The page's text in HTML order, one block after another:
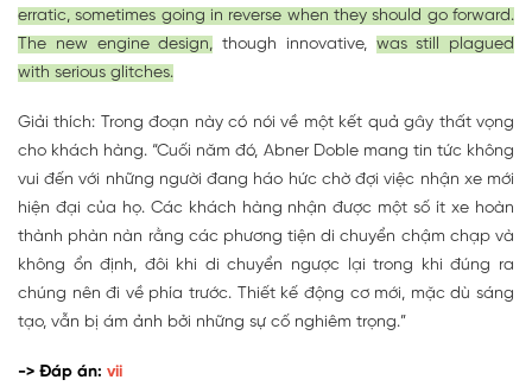
erratic, sometimes going in reverse when they should go forward.
The new engine design, though innovative, was still plagued
with serious glitches.
Giải thích: Trong đoạn này có nói về một kết quả gây thất vọng
cho khách hàng. “Cuối năm đó, Abner Doble mang tin tức không
vui đến với những người đang háo hức chờ đợi việc nhận xe mới
hiện đại của họ. Các khách hàng nhận được một số ít xe hoàn
thành phàn nàn rằng các phương tiện di chuyển chậm chạp và
không ổn định, đôi khi di chuyển ngược lại trong khi đúng ra
chúng nên đi về phía trước. Thiết kế động cơ mới, mặc dù sáng
tạo, vẫn bị ám ảnh bởi những sự cố nghiêm trọng.”
-> Đáp án: vii